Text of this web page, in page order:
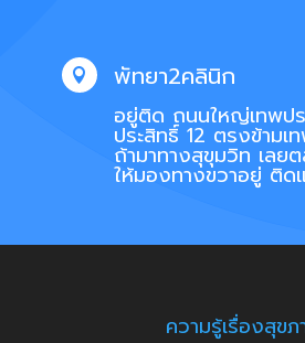
 พัทยา2คลินิก
อยู่ติด ถนนใหญ่เทพป
ประสิทธิ์ 12 ตรงข้ามเ
ถ้ามาทางสุขุมวิท เลย
ให้มองทางขวาอยู่ ติด
ความรู้เรื่องสุข